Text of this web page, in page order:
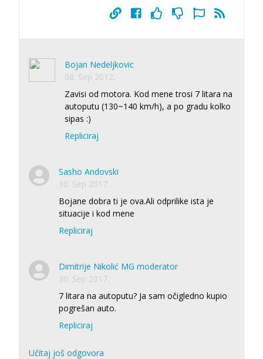
Bojan Nedeljkovic
08. Sep 2012.
Zavisi od motora. Kod mene trosi 7 litara na
autoputu (130~140 km/h), a po gradu kolko
sipas :)
Repliciraj
Sasho Andovski
30. Sep 2017.
Bojane dobra ti je ova.Ali odprilike ista je
situacije i kod mene
Repliciraj
Dimitrije Nikolić MG moderator
30. Sep 2017.
7 litara na autoputu? Ja sam očigledno kupio
pogrešan auto.
Repliciraj
Učitaj još odgovora